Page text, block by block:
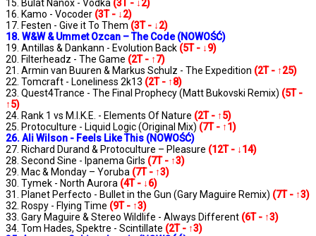
15. Bulat Nanox - Vodka (3T - ↓2)
16. Kamo - Vocoder (3T - ↓2)
17. Festen - Give it To Them (3T - ↓2)
18. W&W & Ummet Ozcan – The Code (NOWOŚĆ)
19. Antillas & Dankann - Evolution Back (5T - ↓9)
20. Filterheadz - The Game (2T - ↑7)
21. Armin van Buuren & Markus Schulz - The Expedition (2T - ↑25)
22. Tomcraft - Loneliness 2k13 (2T - ↑8)
23. Quest4Trance - The Final Prophecy (Matt Bukovski Remix) (5T -
↑5)
24. Rank 1 vs M.I.K.E. - Elements Of Nature (2T - ↑5)
25. Protoculture - Liquid Logic (Original Mix) (7T - ↑1)
26. Ali Wilson - Feels Like This (NOWOŚĆ)
27. Richard Durand & Protoculture – Pleasure (12T - ↓14)
28. Second Sine - Ipanema Girls (7T - ↑3)
29. Mac & Monday – Yoruba (7T - ↑3)
30. Tymek - North Aurora (4T - ↓6)
31. Planet Perfecto - Bullet in the Gun (Gary Maguire Remix) (7T - ↑3)
32. Rospy - Flying Time (9T - ↑3)
33. Gary Maguire & Stereo Wildlife - Always Different (6T - ↑3)
34. Tom Hades, Spektre - Scintillate (2T - ↑3)